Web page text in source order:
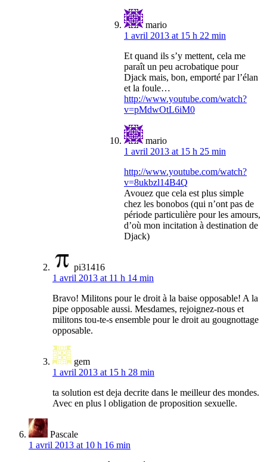
mario
1 avril 2013 at 15 h 22 min
Et quand ils s’y mettent, cela me
paraît un peu acrobatique pour
Djack mais, bon, emporté par l’élan
et la foule…
http://www.youtube.com/watch?
v=pMdwOtL6iM0
mario
1 avril 2013 at 15 h 25 min
http://www.youtube.com/watch?
v=8ukbzl14B4Q
Avouez que cela est plus simple
chez les bonobos (qui n’ont pas de
période particulière pour les amours,
d’où mon incitation à destination de
Djack)
pi31416
1 avril 2013 at 11 h 14 min
Bravo! Militons pour le droit à la baise opposable! A la
pipe opposable aussi. Mesdames, rejoignez-nous et
militons tou-te-s ensemble pour le droit au gougnottage
opposable.
gem
1 avril 2013 at 15 h 28 min
ta solution est deja decrite dans le meilleur des mondes.
Avec en plus l obligation de proposition sexuelle.
Pascale
1 avril 2013 at 10 h 16 min